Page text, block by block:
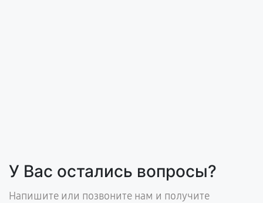
У Вас остались вопросы?
Напишите или позвоните нам и получите